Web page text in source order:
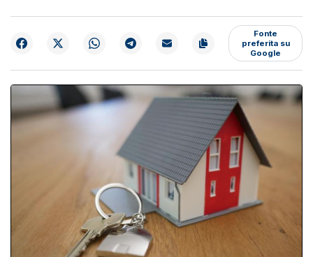
Fonte
preferita su
Google